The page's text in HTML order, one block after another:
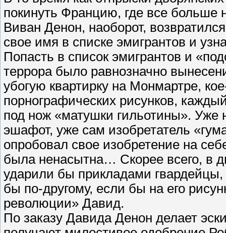
покинуть Францию, где все
Виван Денон, наоборот,
свое имя в списке эмигрантов и
Попасть в список эмигрантов и
террора было равнозначно
убогую квартирку на Монмартре,
порнографических рисунков,
под нож «матушки гильотины». Уже
эшафот, уже сам изобретатель
опробовал свое изобретение на
была ненасытна… Скорее всего, в
ударили бы прикладами гвардейцы,
бы по-другому, если бы на его
революции» Давид.
По заказу Давида Денон делает